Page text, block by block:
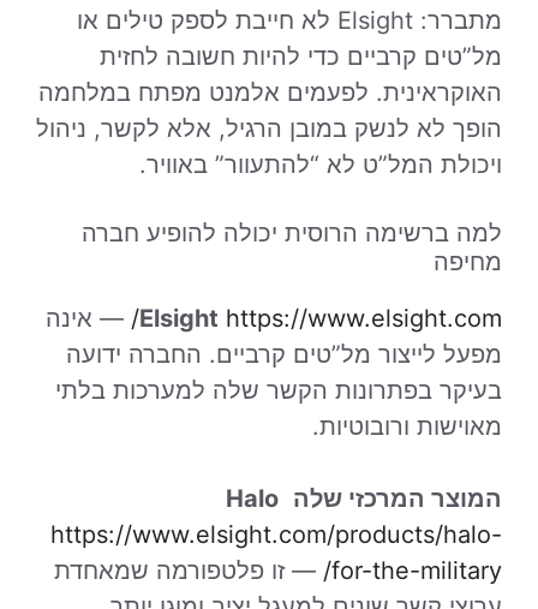
מתברר: Elsight לא חייבת לספק טילים או
מל”טים קרביים כדי להיות חשובה לחזית
האוקראינית. לפעמים אלמנט מפתח במלחמה
הופך לא לנשק במובן הרגיל, אלא לקשר, ניהול
ויכולת המל”ט לא “להתעוור” באוויר.
למה ברשימה הרוסית יכולה להופיע חברה
מחיפה
Elsight https://www.elsight.com/
— אינה
מפעל לייצור מל”טים קרביים. החברה ידועה
בעיקר בפתרונות הקשר שלה למערכות בלתי
מאוישות ורובוטיות.
המוצר המרכזי שלה Halo
https://www.elsight.com/products/halo-
for-the-military/ — זו פלטפורמה שמאחדת